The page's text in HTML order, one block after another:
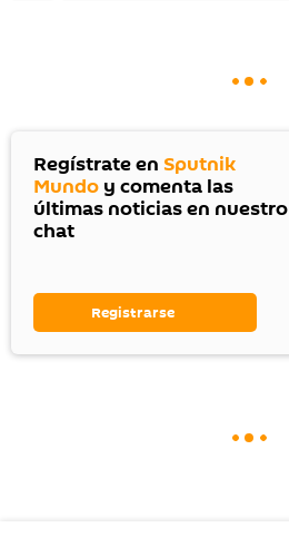
Regístrate en Sputnik
Mundo y comenta las
últimas noticias en nuestro
chat
Registrarse